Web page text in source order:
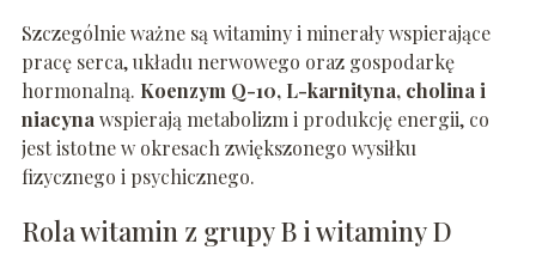
Szczególnie ważne są witaminy i minerały wspierające
pracę serca, układu nerwowego oraz gospodarkę
hormonalną. Koenzym Q-10, L-karnityna, cholina i
niacyna wspierają metabolizm i produkcję energii, co
jest istotne w okresach zwiększonego wysiłku
fizycznego i psychicznego.
Rola witamin z grupy B i witaminy D